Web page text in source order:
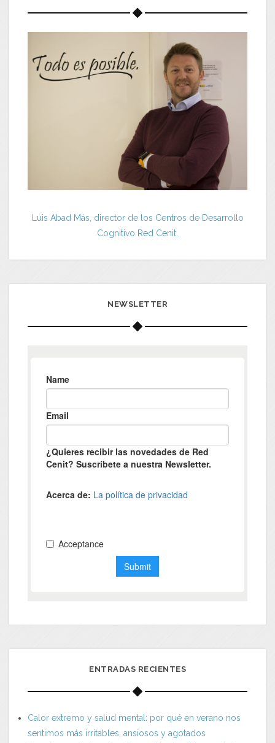
Luis Abad Más, director de los Centros de Desarrollo
Cognitivo Red Cenit.
NEWSLETTER
ENTRADAS RECIENTES
Calor extremo y salud mental: por qué en verano nos
sentimos más irritables, ansiosos y agotados